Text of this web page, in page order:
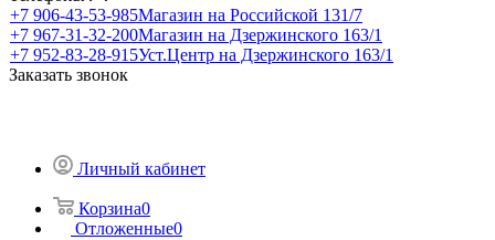
+7 906-43-53-985Магазин на Российской 131/7
+7 967-31-32-200Магазин на Дзержинского 163/1
+7 952-83-28-915Уст.Центр на Дзержинского 163/1
Заказать звонок
Личный кабинет
Корзина0
Отложенные0